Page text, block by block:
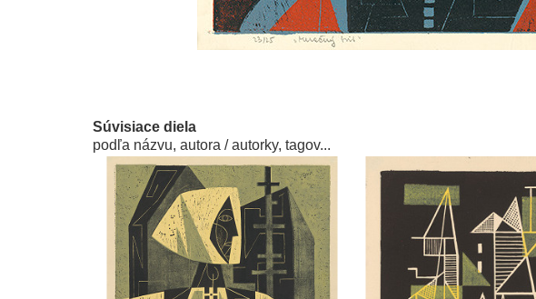
Súvisiace diela
podľa názvu, autora / autorky, tagov...